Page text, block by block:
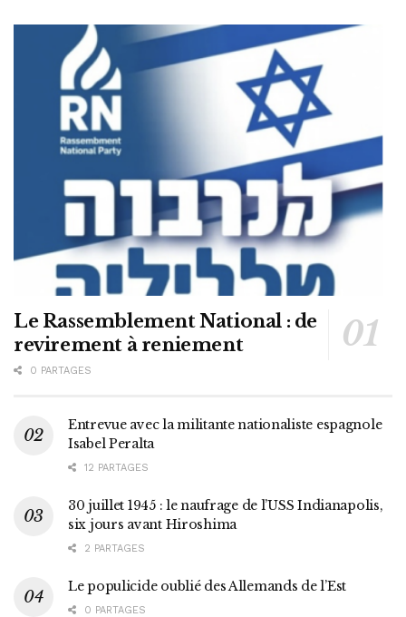
Le Rassemblement National : de
revirement à reniement
0 PARTAGES
Entrevue avec la militante nationaliste espagnole
Isabel Peralta
12 PARTAGES
30 juillet 1945 : le naufrage de l’USS Indianapolis,
six jours avant Hiroshima
2 PARTAGES
Le populicide oublié des Allemands de l’Est
0 PARTAGES